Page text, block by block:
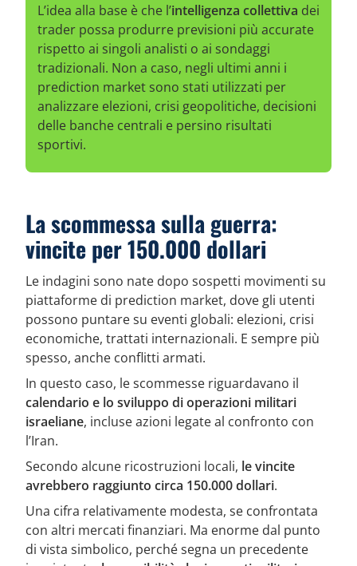
L’idea alla base è che l’intelligenza collettiva dei
trader possa produrre previsioni più accurate
rispetto ai singoli analisti o ai sondaggi
tradizionali. Non a caso, negli ultimi anni i
prediction market sono stati utilizzati per
analizzare elezioni, crisi geopolitiche, decisioni
delle banche centrali e persino risultati
sportivi.
La scommessa sulla guerra:
vincite per 150.000 dollari
Le indagini sono nate dopo sospetti movimenti su
piattaforme di prediction market, dove gli utenti
possono puntare su eventi globali: elezioni, crisi
economiche, trattati internazionali. E sempre più
spesso, anche conflitti armati.
In questo caso, le scommesse riguardavano il
calendario e lo sviluppo di operazioni militari
israeliane, incluse azioni legate al confronto con
l’Iran.
Secondo alcune ricostruzioni locali, le vincite
avrebbero raggiunto circa 150.000 dollari.
Una cifra relativamente modesta, se confrontata
con altri mercati finanziari. Ma enorme dal punto
di vista simbolico, perché segna un precedente